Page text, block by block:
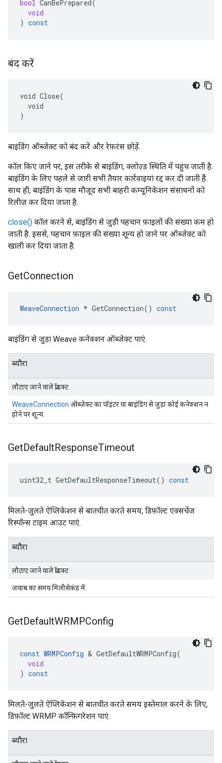
bool CanBePrepared (
void
) const
बंद करें
void Close(
  void
)
बाइंडिंग ऑब्जेक्ट को बंद करें और रेफ़रंस छोड़ें.
कॉल किए जाने पर, इस तरीके से बाइंडिंग, क्लोज़्ड स्थिति में पहुंच जाती है.
बाइंडिंग के लिए पहले से जारी सभी तैयार कार्रवाइयां रद्द कर दी जाती हैं.
साथ ही, बाइंडिंग के पास मौजूद सभी बाहरी कम्यूनिकेशन संसाधनों को
रिलीज़ कर दिया जाता है.
close() कॉल करने से, बाइंडिंग से जुड़ी पहचान फ़ाइलों की संख्या कम हो
जाती है. इससे, पहचान फ़ाइल की संख्या शून्य हो जाने पर ऑब्जेक्ट को
खाली कर दिया जाता है.
GetConnection
WeaveConnection * GetConnection() const
बाइंडिंग से जुड़ा Weave कनेक्शन ऑब्जेक्ट पाएं.
ब्यौरा
लौटाए जाने वाले प्रॉडक्ट
WeaveConnection ऑब्जेक्ट का पॉइंटर या बाइंडिंग से जुड़ा कोई कनेक्शन न
होने पर शून्य.
GetDefaultResponseTimeout
uint32_t GetDefaultResponseTimeout() const
मिलते-जुलते ऐप्लिकेशन से बातचीत करते समय, डिफ़ॉल्ट एक्सचेंज
रिस्पॉन्स टाइम आउट पाएं.
ब्यौरा
लौटाए जाने वाले प्रॉडक्ट
जवाब का समय मिलीसेकंड में.
GetDefaultWRMPConfig
const WRMPConfig & GetDefaultWRMPConfig(
void
) const
मिलते-जुलते ऐप्लिकेशन से बातचीत करते समय इस्तेमाल करने के लिए,
डिफ़ॉल्ट WRMP कॉन्फ़िगरेशन पाएं.
ब्यौरा